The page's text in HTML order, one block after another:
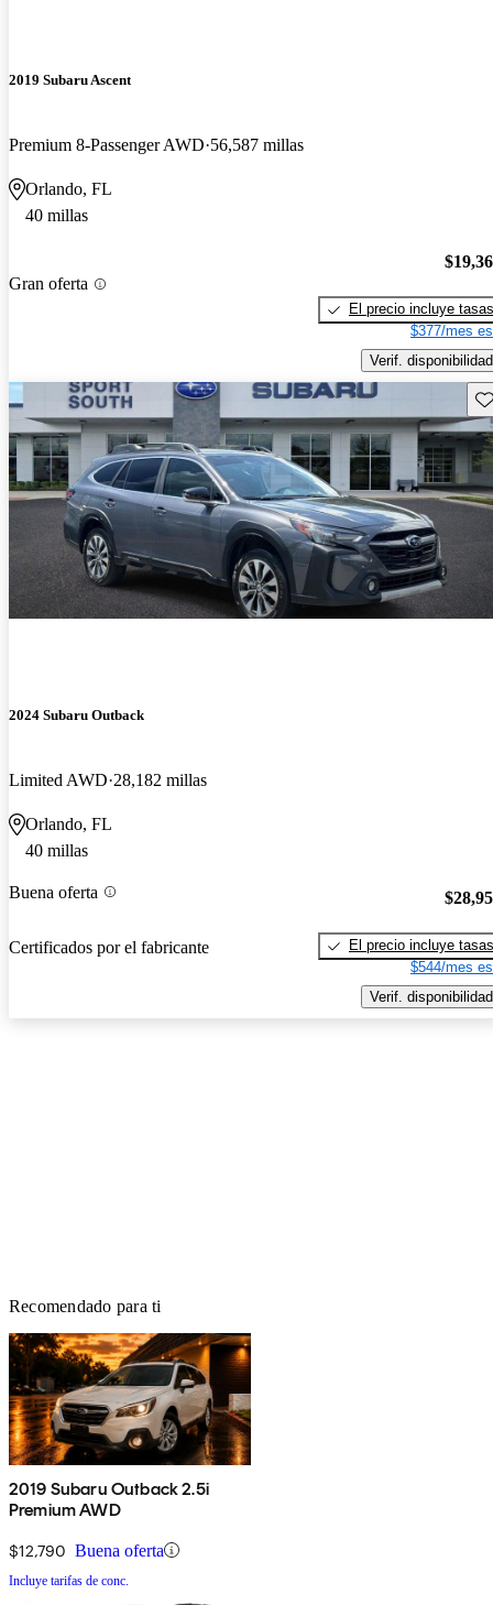
2019 Subaru Ascent
Premium 8-Passenger AWD 56,587 millas
Orlando, FL
40 millas
Gran oferta
El precio incluye tasas
$377/mes
Verif. disponibilidad
2024 Subaru Outback
Limited AWD 28,182 millas
Orlando, FL
40 millas
Buena oferta
Certificados por el fabricante
El precio incluye tasas
$544/mes
Verif. disponibilidad
Recomendado para ti
2019 Subaru Outback 2.5i
Premium AWD
$12,790 Buena oferta
Incluye tarifas de conc.